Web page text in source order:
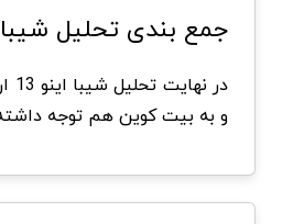
جمع بندی تحلیل شیبا اینو 13
و به بیت کوین هم توجه